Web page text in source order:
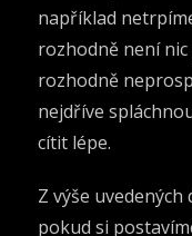
například
rozhodně není
rozhodně
nejdříve
cítit lépe.
Z výše
pokud si